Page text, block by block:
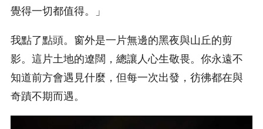
覺得一切都值得。」
我點了點頭。窗外是一片無邊的黑夜與山丘的剪
影。這片土地的遼闊，總讓人心生敬畏。你永遠不
知道前方會遇見什麼，但每一次出發，彷彿都在與
奇蹟不期而遇。